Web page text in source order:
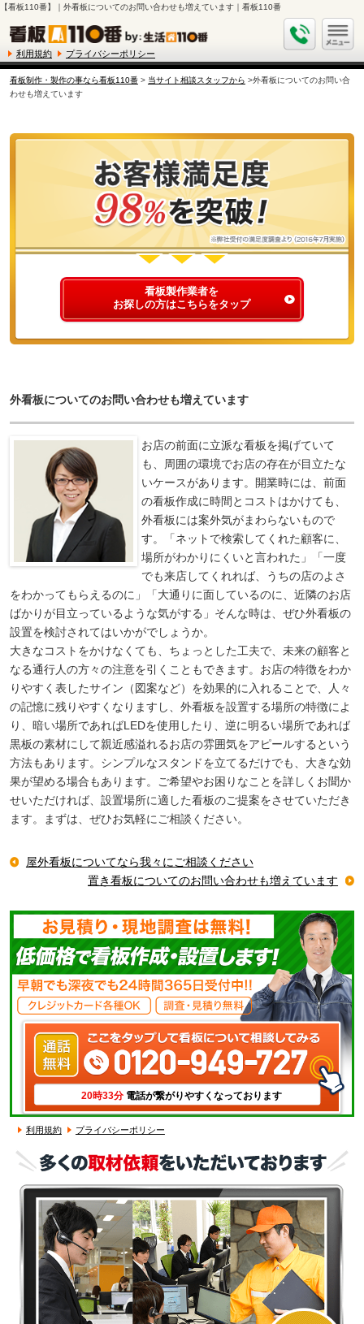
【看板110番】｜外看板についてのお問い合わせも増えています｜看板110番
利用規約 プライバシーポリシー
看板制作・製作の事なら看板110番> 当サイト相談スタッフから >外看板についてのお問い合
わせも増えています
看板製作業者を
お探しの方はこちらをタップ
外看板についてのお問い合わせも増えています
お店の前面に立派な看板を掲げていて
も、周囲の環境でお店の存在が目立たな
いケースがあります。開業時には、前面
の看板作成に時間とコストはかけても、
外看板には案外気がまわらないもので
す。「ネットで検索してくれた顧客に、
場所がわかりにくいと言われた」「一度
でも来店してくれれば、うちの店のよさ
をわかってもらえるのに」「大通りに面しているのに、近隣のお店
ばかりが目立っているような気がする」そんな時は、ぜひ外看板の
設置を検討されてはいかがでしょうか。
大きなコストをかけなくても、ちょっとした工夫で、未来の顧客と
なる通行人の方々の注意を引くこともできます。お店の特徴をわか
りやすく表したサイン（図案など）を効果的に入れることで、人々
の記憶に残りやすくなりますし、外看板を設置する場所の特徴によ
り、暗い場所であればLEDを使用したり、逆に明るい場所であれば
黒板の素材にして親近感溢れるお店の雰囲気をアピールするという
方法もあります。シンプルなスタンドを立てるだけでも、大きな効
果が望める場合もあります。ご希望やお困りなことを詳しくお聞か
せいただければ、設置場所に適した看板のご提案をさせていただき
ます。まずは、ぜひお気軽にご相談ください。
屋外看板についてなら我々にご相談ください
置き看板についてのお問い合わせも増えています
20時33分 電話が繋がりやすくなっております
利用規約 プライバシーポリシー